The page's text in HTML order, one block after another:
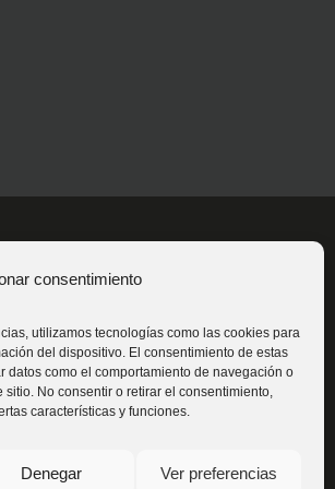
consentimiento
utilizamos tecnologías como las cookies para
del dispositivo. El consentimiento de estas
datos como el comportamiento de navegación o
sitio. No consentir o retirar el consentimiento,
características y funciones.
Denegar Ver preferencias